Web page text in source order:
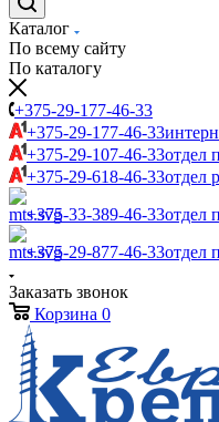
Каталог
По всему сайту
По каталогу
+375-29-177-46-33
+375-29-177-46-33
+375-29-107-46-33отдел
+375-29-618-46-33отдел
+375-33-389-46-33отдел
+375-29-877-46-33отдел
Заказать звонок
Корзина 0